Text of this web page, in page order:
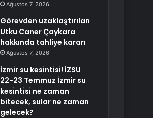
Ağustos 7, 2026
Görevden uzaklaştırılan
Utku Caner Çaykara
hakkında tahliye kararı
Ağustos 7, 2026
İzmir su kesintisi! İZSU
22-23 Temmuz İzmir su
kesintisi ne zaman
bitecek, sular ne zaman
gelecek?